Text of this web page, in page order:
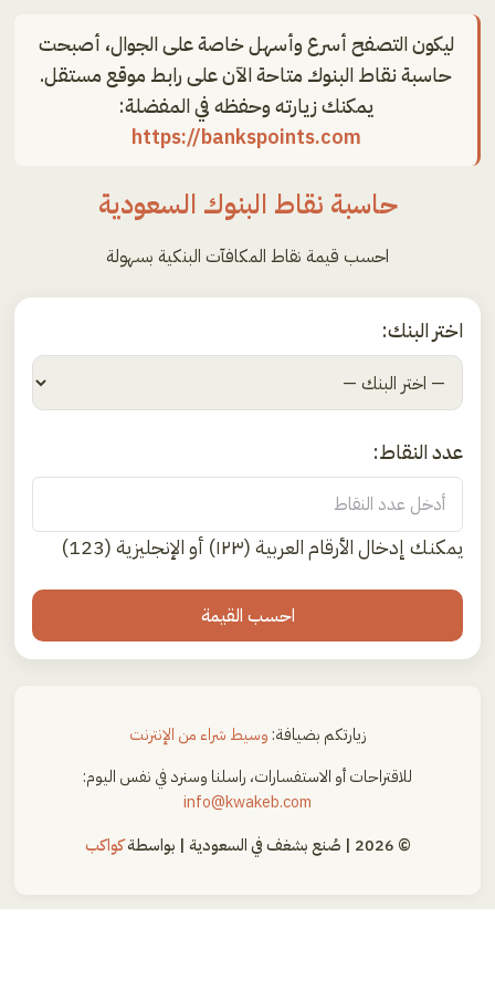
ليكون التصفح أسرع وأسهل خاصة على الجوال، أصبحت
حاسبة نقاط البنوك متاحة الآن على رابط موقع مستقل.
يمكنك زيارته وحفظه في المفضلة:
https://bankspoints.com
حاسبة نقاط البنوك السعودية
احسب قيمة نقاط المكافآت البنكية بسهولة
اختر البنك:
عدد النقاط:
يمكنك إدخال الأرقام العربية (١٢٣) أو الإنجليزية (123)
احسب القيمة
زيارتكم بضيافة: وسيط شراء من الإنترنت
للاقتراحات أو الاستفسارات، راسلنا وسنرد في نفس اليوم:
info@kwakeb.com
© 2026 | صُنع بشغف في السعودية | بواسطة
كواكب